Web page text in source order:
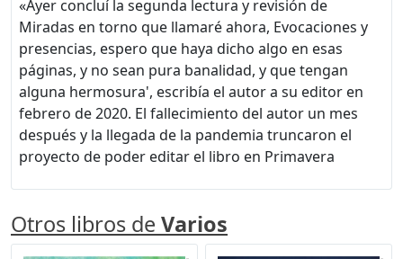
«Ayer concluí la segunda lectura y revisión de
Miradas en torno que llamaré ahora, Evocaciones y
presencias, espero que haya dicho algo en esas
páginas, y no sean pura banalidad, y que tengan
alguna hermosura', escribía el autor a su editor en
febrero de 2020. El fallecimiento del autor un mes
después y la llegada de la pandemia truncaron el
proyecto de poder editar el libro en Primavera
Otros libros de Varios